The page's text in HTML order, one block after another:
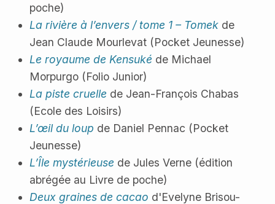
poche)
La rivière à l’envers / tome 1 – Tomek de
Jean Claude Mourlevat (Pocket Jeunesse)
Le royaume de Kensuké de Michael
Morpurgo (Folio Junior)
La piste cruelle de Jean-François Chabas
(Ecole des Loisirs)
L’œil du loup de Daniel Pennac (Pocket
Jeunesse)
L’Île mystérieuse de Jules Verne (édition
abrégée au Livre de poche)
Deux graines de cacao d'Evelyne Brisou-